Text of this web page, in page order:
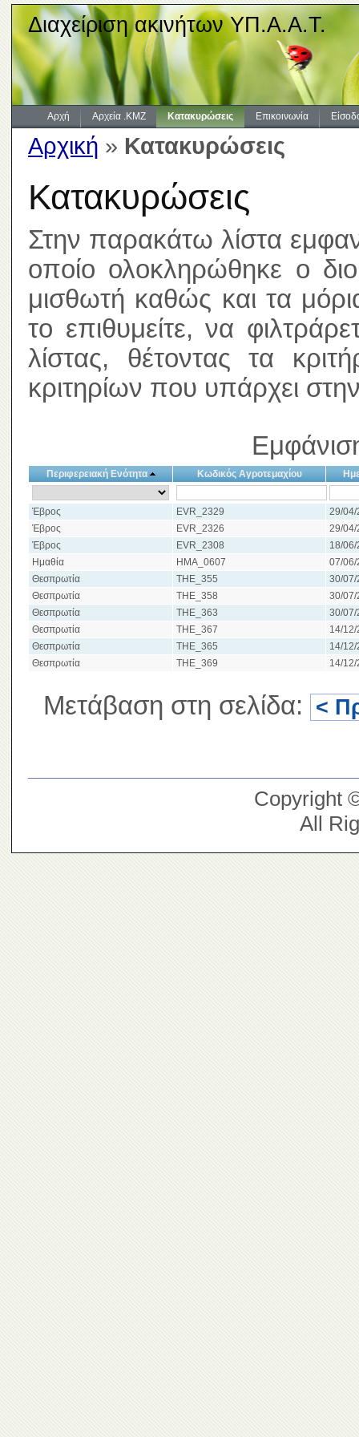
Διαχείριση ακινήτων ΥΠ.Α.Α.Τ.
Αρχή Αρχεία .KMZ Κατακυρώσεις Επικοινωνία
Αρχική » Κατακυρώσεις
Κατακυρώσεις
Στην παρακάτω λίστα
οποίο ολοκληρώθηκε ο
μισθωτή καθώς και τα
το επιθυμείτε, να
λίστας, θέτοντας τα
κριτηρίων που υπάρχει
Περιφερειακή Ενότητα Κωδικός Αγροτεμαχίου
Έβρος EVR_2329
29/04/
Έβρος
EVR_2326
29/04/
Έβρος
EVR_2308
18/
Ημαθία
HMA_0607
07/06/
Θεσπρωτία
THE_355
30/07/
Θεσπρωτία
THE_358
30/07/
Θεσπρωτία
THE_363
30/07/
Θεσπρωτία
THE_367
14/
Θεσπρωτία
THE_365
14/
Θεσπρωτία
THE_369 14/
Μετάβαση στη σελίδα: <
Copyright
All